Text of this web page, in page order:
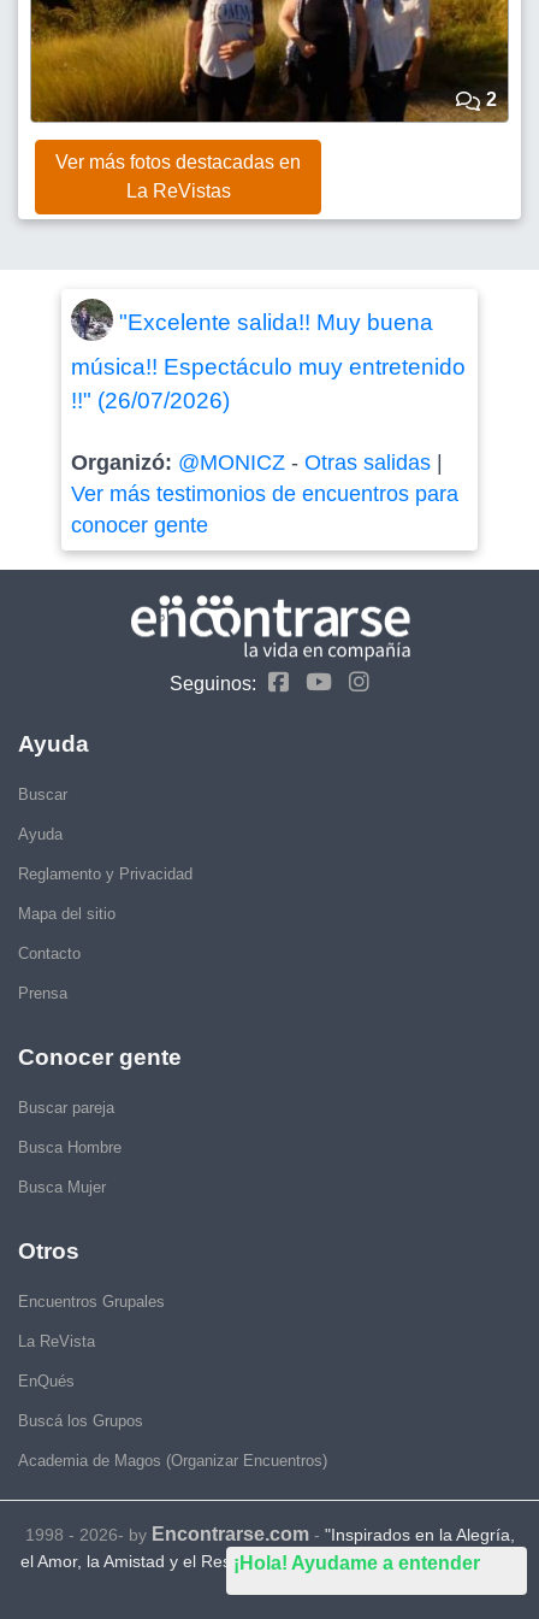
¡Hola! Ayudame a entender
2
Ver más fotos destacadas en
La ReVistas
"Excelente salida!! Muy buena
música!! Espectáculo muy entretenido
!!" (26/07/2026)
Organizó: @MONICZ- Otras salidas|
Ver más testimonios de encuentros para
conocer gente
Seguinos:
Ayuda
Buscar
Ayuda
Reglamento y Privacidad
Mapa del sitio
Contacto
Prensa
Conocer gente
Buscar pareja
Busca Hombre
Busca Mujer
Otros
Encuentros Grupales
La ReVista
EnQués
Buscá los Grupos
Academia de Magos (Organizar Encuentros)
1998 - 2026- by Encontrarse.com- "Inspirados en la Alegría,
el Amor, la Amistad y el Respeto, motivamos a la gente a que sea